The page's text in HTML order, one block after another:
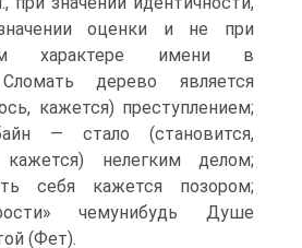
оценки и не при
характере имени в
дерево является
кажется) преступлением;
— стало (становится,
кажется) нелегким делом;
себя кажется позором;
чему­нибудь Душе
(Фет).